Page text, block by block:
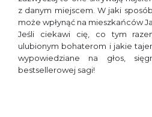
z danym miejscem. W jaki
może wpłynąć na mieszkańców
Jeśli ciekawi cię, co tym
ulubionym bohaterom i jakie
wypowiedziane na głos,
bestsellerowej sagi!